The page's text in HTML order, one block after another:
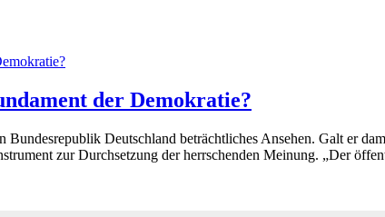
der Demokratie?
Deutschland beträchtliches Ansehen. Galt er
zur Durchsetzung der herrschenden Meinung. „Der